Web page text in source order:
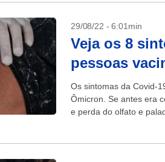
29/08/22 - 6:01min
Veja os 8
pessoas
Os sintomas da Covid-
Ômicron. Se antes era
e perda do olfato e